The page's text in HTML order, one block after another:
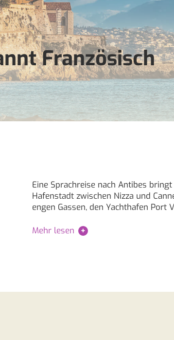
Französisch
Eine Sprachreise nach Antibes
Hafenstadt zwischen Nizza und
engen Gassen, den Yachthafen Port
Mehr lesen +